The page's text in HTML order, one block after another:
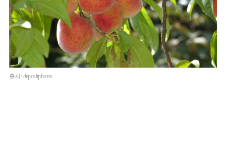
출처: depositphotos